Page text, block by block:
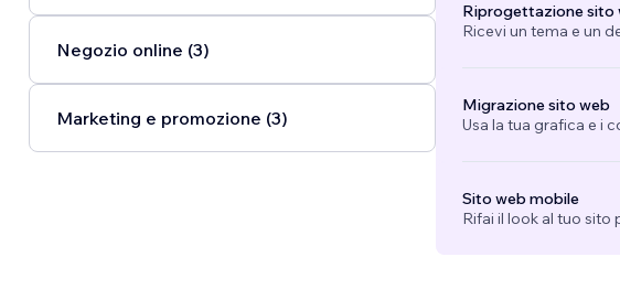
Negozio online (3)
Marketing e promozione (3)
Riprogettazione sito
Ricevi un tema e un
Migrazione sito web
Usa la tua grafica e i
Sito web mobile
Rifai il look al tuo